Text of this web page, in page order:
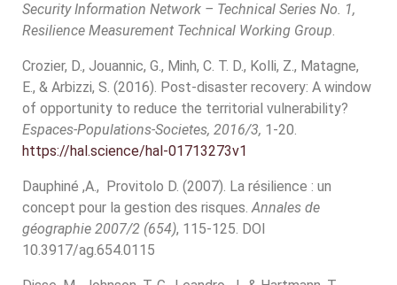
Security Information Network – Technical Series No. 1,
Resilience Measurement Technical Working Group.
Crozier, D., Jouannic, G., Minh, C. T. D., Kolli, Z., Matagne,
E., & Arbizzi, S. (2016). Post-disaster recovery: A window
of opportunity to reduce the territorial vulnerability?
Espaces-Populations-Societes, 2016/3, 1-20.
https://hal.science/hal-01713273v1
Dauphiné ,A., Provitolo D. (2007). La résilience : un
concept pour la gestion des risques.Annales de
géographie 2007/2 (654), 115-125. DOI
10.3917/ag.654.0115